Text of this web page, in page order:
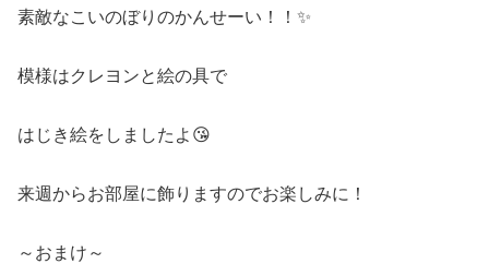
素敵なこいのぼりのかんせーい！！✨
模様はクレヨンと絵の具で
はじき絵をしましたよ😘
来週からお部屋に飾りますのでお楽しみに！
～おまけ～